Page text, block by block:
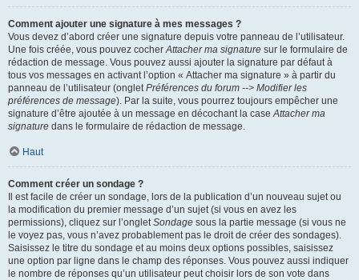
Comment ajouter une signature à mes messages ?
Vous devez d’abord créer une signature depuis votre panneau de l’utilisateur.
Une fois créée, vous pouvez cocherAttacher ma signature sur le formulaire de
rédaction de message. Vous pouvez aussi ajouter la signature par défaut à
tous vos messages en activant l’option « Attacher ma signature » à partir du
panneau de l’utilisateur (ongletPréférences du forum --> Modifier les
préférences de message). Par la suite, vous pourrez toujours empêcher une
signature d’être ajoutée à un message en décochant la caseAttacher ma
signature dans le formulaire de rédaction de message.
Haut
Comment créer un sondage ?
Il est facile de créer un sondage, lors de la publication d’un nouveau sujet ou
la modification du premier message d’un sujet (si vous en avez les
permissions), cliquez sur l’ongletSondage sous la partie message (si vous ne
le voyez pas, vous n’avez probablement pas le droit de créer des sondages).
Saisissez le titre du sondage et au moins deux options possibles, saisissez
une option par ligne dans le champ des réponses. Vous pouvez aussi indiquer
le nombre de réponses qu’un utilisateur peut choisir lors de son vote dans